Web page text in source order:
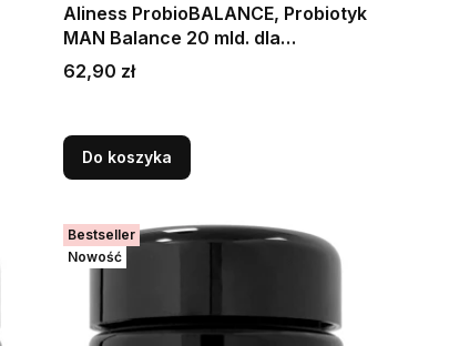
Aliness ProbioBALANCE, Probiotyk
MAN Balance 20 mld. dla
Mężczyzn- 30 kapsułek Wspiera
prawidłowe funkcjonowanie jelit
Cena
62,90 zł
Do koszyka
Bestseller
Nowość